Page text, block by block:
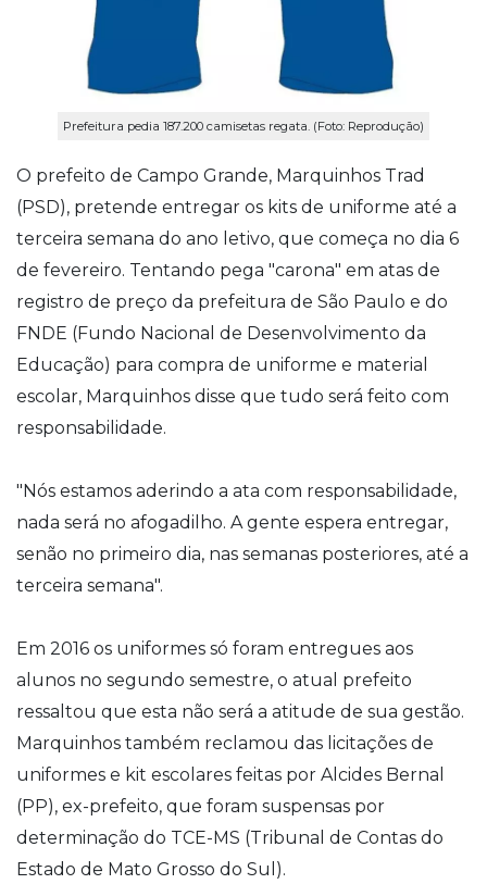
Prefeitura pedia 187.200 camisetas regata. (Foto: Reprodução)
O prefeito de Campo Grande, Marquinhos Trad
(PSD), pretende entregar os kits de uniforme até a
terceira semana do ano letivo, que começa no dia 6
de fevereiro. Tentando pega "carona" em atas de
registro de preço da prefeitura de São Paulo e do
FNDE (Fundo Nacional de Desenvolvimento da
Educação) para compra de uniforme e material
escolar, Marquinhos disse que tudo será feito com
responsabilidade.
"Nós estamos aderindo a ata com responsabilidade,
nada será no afogadilho. A gente espera entregar,
senão no primeiro dia, nas semanas posteriores, até a
terceira semana".
Em 2016 os uniformes só foram entregues aos
alunos no segundo semestre, o atual prefeito
ressaltou que esta não será a atitude de sua gestão.
Marquinhos também reclamou das licitações de
uniformes e kit escolares feitas por Alcides Bernal
(PP), ex-prefeito, que foram suspensas por
determinação do TCE-MS (Tribunal de Contas do
Estado de Mato Grosso do Sul).